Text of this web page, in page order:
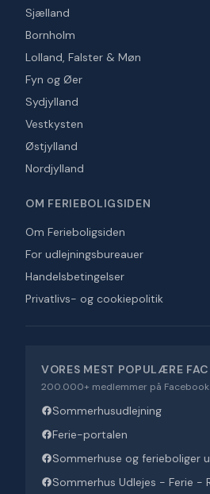
Sjælland
Bornholm
Lolland, Falster & Møn
Fyn og Øer
Sydjylland
Vestkysten
Østjylland
Nordjylland
OM FERIEBOLIGSIDEN
Om Ferieboligsiden
For udlejningsbureauer
Handelsbetingelser
Privatlivs- og cookiepolitik
VORES MEST POPULÆRE
200.000+ medlemmer på Facebook
Sommerhusudlejning
Ferie-portalen
Sommerhuse og ferieboliger
Sommerhus Udlejes - Ferie -